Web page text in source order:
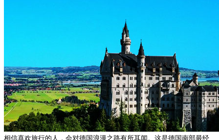
相信喜欢旅行的人，会对德国浪漫之路有所耳闻。这是德国南部最经